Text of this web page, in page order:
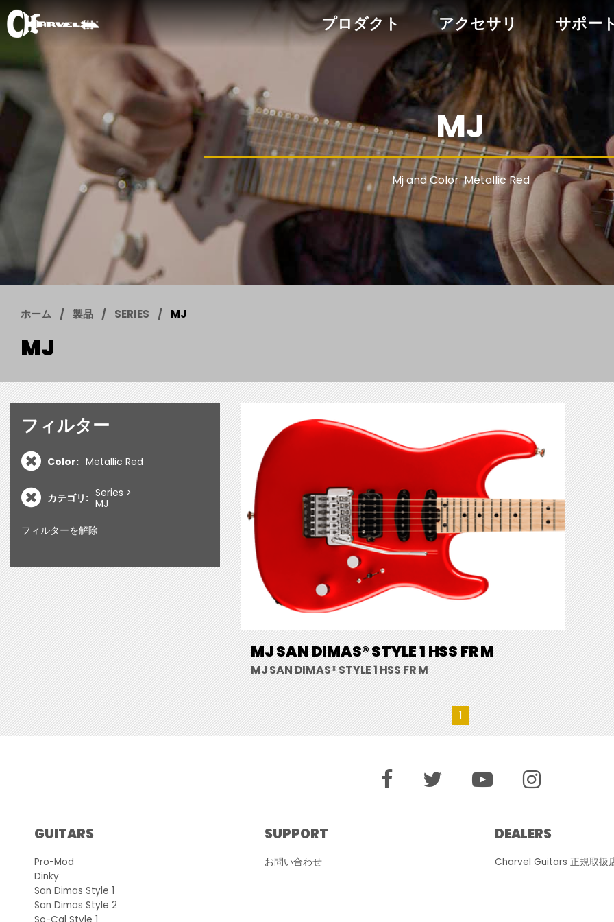
プロダクト アクセサリ サポー
MJ
Mj and Color: Metallic Red
ホーム 製品 SERIES MJ
MJ
フィルター
Color: Metallic Red
カテゴリ: Series
MJ
フィルターを解除
MJ SAN DIMAS® STYLE 1 HSS FR M
MJ SAN DIMAS® STYLE 1 HSS FR M
1
GUITARS
Pro-Mod
Dinky
San Dimas Style 1
San Dimas Style 2
SUPPORT
お問い合わせ
DEALERS
Charvel Guitars 正規取扱